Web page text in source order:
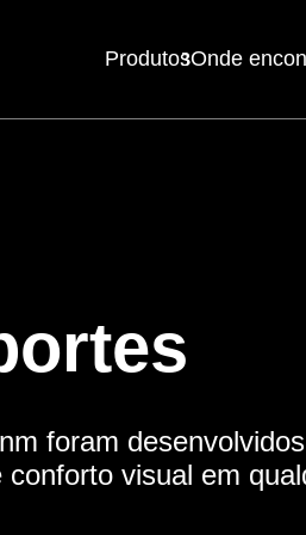
Produtos
Mousepads
Onde
foram
visual em